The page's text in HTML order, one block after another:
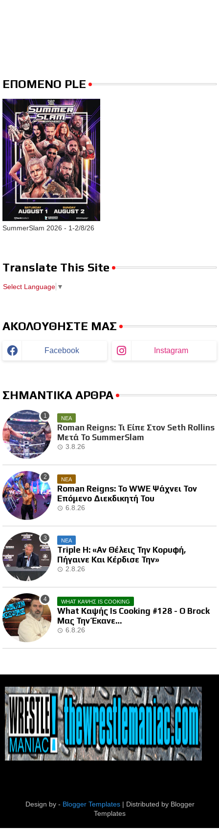
ΕΠΟΜΕΝΟ PLE
SummerSlam 2026 - 1-2/8/26
Translate This Site
Select Language ▼
ΑΚΟΛΟΥΘΗΣΤΕ ΜΑΣ
Facebook Instagram
ΣΗΜΑΝΤΙΚΑ ΑΡΘΡΑ
ΝΕΑ
Roman Reigns: Τι Είπε Στον Seth Rollins
Μετά Το SummerSlam
3.8.26
ΝΕΑ
Roman Reigns: Το WWE Ψάχνει Τον
Επόμενο Διεκδικητή Του
6.8.26
ΝΕΑ
Triple H: «Αν Θέλεις Την Κορυφή,
Πήγαινε Και Κέρδισε Την»
2.8.26
WHAT ΚΑΨΗΣ IS COOKING
What Καψής Is Cooking #128 - Ο Brock
Μας Την Έκανε…
6.8.26
Design by - Blogger Templates| Distributed by Blogger
Templates